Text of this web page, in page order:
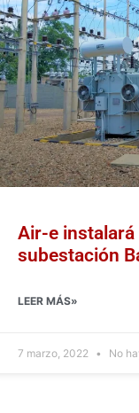
Air-e instalará
subestación
LEER MÁS»
7 marzo, 2022 No